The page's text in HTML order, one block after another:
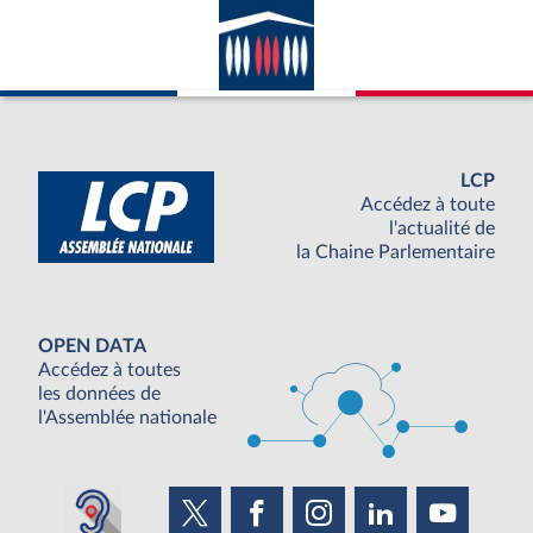
considéré à l’ONU.
LCP
Accédez à toute
l'actualité de
la Chaine Parlementaire
OPEN DATA
Accédez à toutes
les données de
l'Assemblée nationale